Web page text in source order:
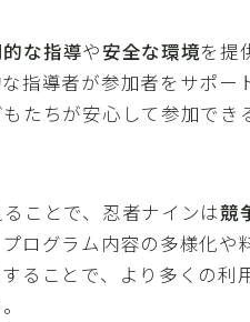
な指導や安全な環境を提
指導者が参加者をサポー
たちが安心して参加でき
ことで、忍者ナインは競
ログラム内容の多様化や
ることで、より多くの利